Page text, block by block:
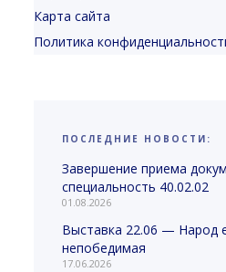
Карта сайта
Политика
ПОСЛЕДНИЕ НОВОСТИ:
Завершение приема
специальность 40.02.02
01.08.2026
Выставка 22.06 — Народ
непобедимая
17.06.2026